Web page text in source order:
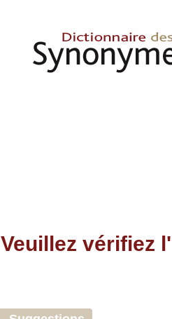
Veuillez vérifiez